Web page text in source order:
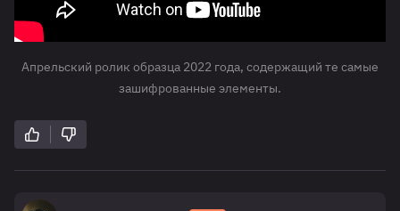
Апрельский ролик образца 2022 года, содержащий те самые
зашифрованные элементы.